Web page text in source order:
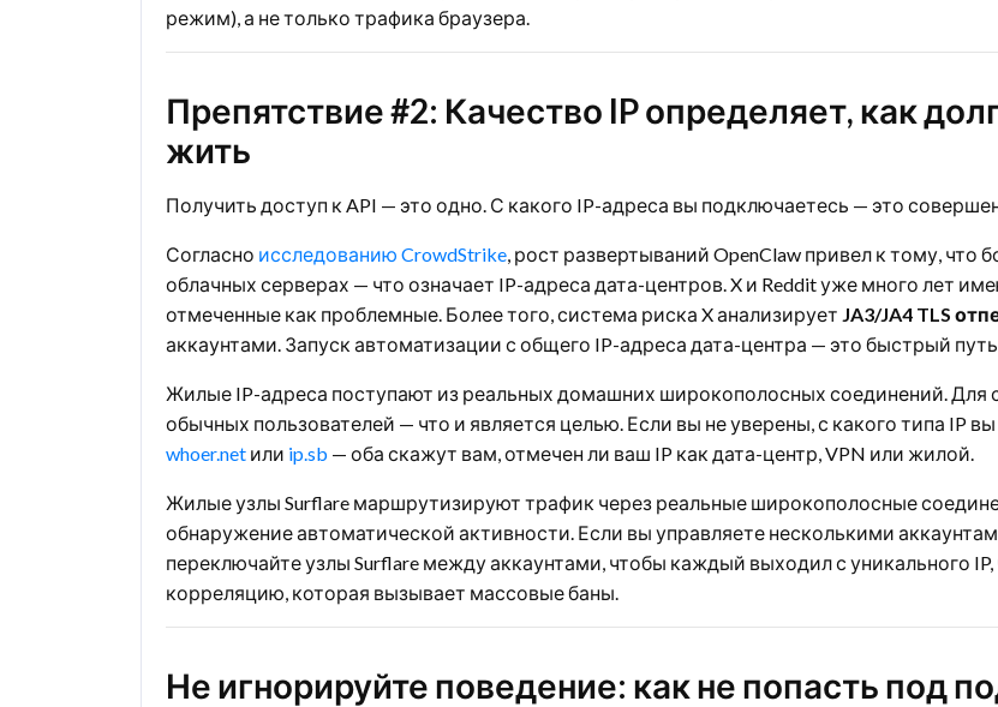
режим), а не только трафика браузера.
Препятствие #2: Качество IP определяет, как
жить
Получить доступ к API — это одно. С какого IP-адреса вы подключаетесь — это
Согласно исследованию CrowdStrike, рост развертываний OpenClaw привел к тому, что
облачных серверах — что означает IP-адреса дата-центров. X и Reddit уже много лет
отмеченные как проблемные. Более того, система риска X анализирует JA3/JA4 TLS
аккаунтами. Запуск автоматизации с общего IP-адреса дата-центра — это быстрый
Жилые IP-адреса поступают из реальных домашних широкополосных соединений. Для
обычных пользователей — что и является целью. Если вы не уверены, с какого типа IP
whoer.net или ip.sb — оба скажут вам, отмечен ли ваш IP как дата-центр, VPN или жилой.
Жилые узлы Surflare маршрутизируют трафик через реальные широкополосные
обнаружение автоматической активности. Если вы управляете несколькими
переключайте узлы Surflare между аккаунтами, чтобы каждый выходил с уникального
корреляцию, которая вызывает массовые баны.
Не игнорируйте поведение: как не попасть под